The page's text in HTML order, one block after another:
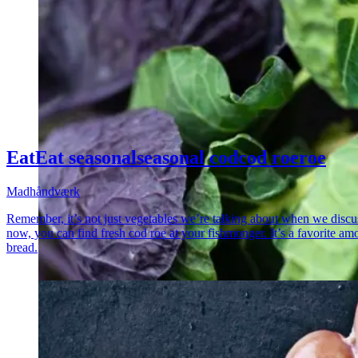
EatEat seasonalseasonal codcod roeroe
Madhåndværk
Remember, it’s not just vegetables we’re talking about when we
now, you can find fresh cod roe at your fishmonger. It’s a favorite
bread.